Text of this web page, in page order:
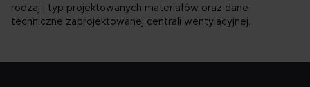
rodzaj i typ projektowanych materiałów oraz dane
techniczne zaprojektowanej centrali wentylacyjnej.